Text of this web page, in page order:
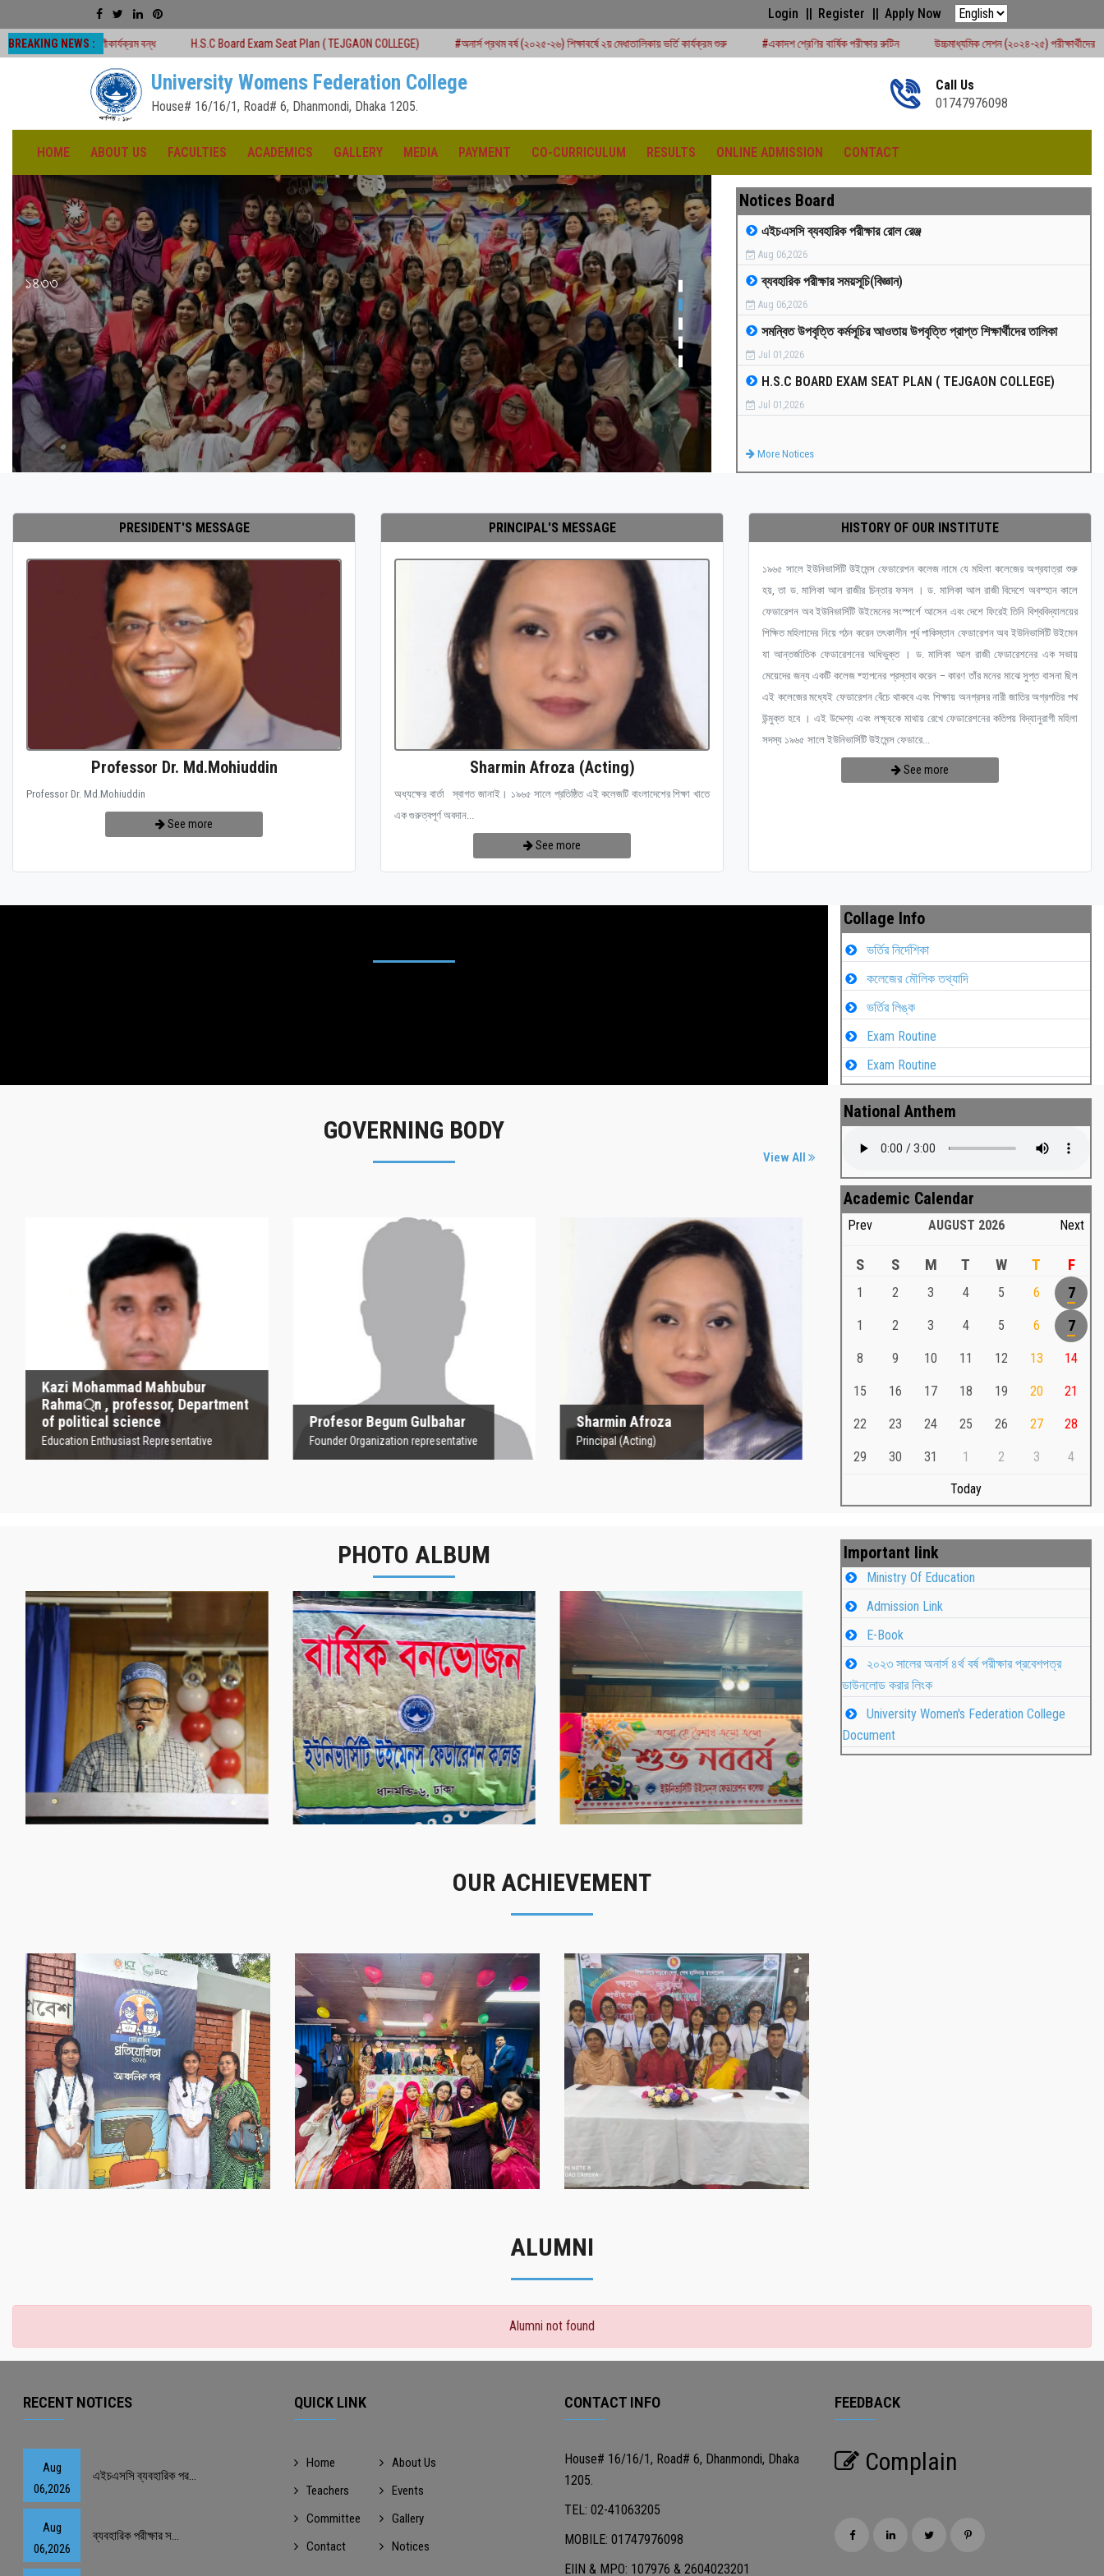
Login Register Apply Now
BREAKING NEWS :
বন্ধ H.S.C Board Exam Seat Plan ( TEJGAON COLLEGE) #অনার্স প্রথম বর্ষ (২০২৫-২৬) শিক্ষাবর্ষে ২য় মেধাতালিকায় ভর্তি কার্যক্রম শুরু #একাদশ শ্রেণির বার্ষিক পরীক্ষার রুটিন উচ্চমাধ্যমিক সেশন (২০২৪-২৫) পরীক্ষার্থীদের বোর্ড পরীক্ষার রুটিন - ২০২৬
University Womens Federation College
House# 16/16/1, Road# 6, Dhanmondi, Dhaka 1205.
Call Us
01747976098
HOME ABOUT US FACULTIES ACADEMICS GALLERY MEDIA PAYMENT CO-CURRICULUM RESULTS ONLINE ADMISSION CONTACT
১৪৩৩ ক্রীড়া প্রতিযোগিতা -২০২৫
Notices Board
এইচএসসি ব্যবহারিক পরীক্ষার রোল রেঞ্জ
Aug 06,2026
ব্যবহারিক পরীক্ষার সময়সূচি(বিজ্ঞান)
Aug 06,2026
সমন্বিত উপবৃত্তি কর্মসূচির আওতায় উপবৃত্তি প্রাপ্ত শিক্ষার্থীদের তালিকা
Jul 01,2026
H.S.C BOARD EXAM SEAT PLAN ( TEJGAON COLLEGE)
Jul 01,2026
More Notices
PRESIDENT'S MESSAGE
Professor Dr. Md.Mohiuddin
Professor Dr. Md.Mohiuddin
See more
PRINCIPAL'S MESSAGE
Sharmin Afroza (Acting)
অধ্যক্ষের বার্তা স্বাগত জানাই। ১৯৬৫ সালে প্রতিষ্ঠিত এই কলেজটি বাংলাদেশের শিক্ষা খাতে
এক গুরুত্বপূর্ণ অবদান...
See more
HISTORY OF OUR INSTITUTE
১৯৬৫ সালে ইউনিভার্সিটি উইমেন্স ফেডারেশন কলেজ নামে যে মহিলা কলেজের অগ্রযাত্রা শুরু
হয়, তা ড. মালিকা আল রাজীর চিন্তার ফসল । ড. মালিকা আল রাজী বিদেশে অবস্হান কালে
ফেডারেশন অব ইউনিভার্সিটি উইমেনের সংস্পর্শে আসেন এবং দেশে ফিরেই তিনি বিশ্ববিদ্যালয়ের
শিক্ষিত মহিলাদের নিয়ে গঠন করেন তৎকালীন পূর্ব পাকিস্তান ফেডারেশন অব ইউনিভার্সিটি উইমেন
যা আন্তর্জাতিক ফেডারেশনের অধিভুক্ত । ড. মালিকা আল রাজী ফেডারেশনের এক সভায়
মেয়েদের জন্য একটি কলেজ ষ্হাপনের প্রস্তাব করেন – কারণ তাঁর মনের মাঝে সুপ্ত বাসনা ছিল
এই কলেজের মধ্যেই ফেডারেশন বেঁচে থাকবে এবং শিক্ষায় অনগ্রসর নারী জাতির অগ্রগতির পথ
উন্মুক্ত হবে । এই উদ্দেশ্য এবং লক্ষ্যকে মাথায় রেখে ফেডারেশনের কতিপয় বিদ্যানুরাগী মহিলা
সদস্য ১৯৬৫ সালে ইউনিভার্সিটি উইমেন্স ফেডারে...
See more
Collage Info
ভর্তির নির্দেশিকা
কলেজের মৌলিক তথ্যাদি
ভর্তির লিঙ্ক
Exam Routine
Exam Routine
GOVERNING BODY
View All
Kazi Mohammad Mahbubur
Rahma্‌n , professor, Department
of political science
Education Enthusiast Representative
Kazi Mohammad
Mahbubur Rahma্‌n ,
professor, Department
of political science
Education Enthusiast Representative
Profesor Begum Gulbahar
Founder Organization representative
Profesor Begum
Founder Organization representative
Sharmin Afroza
Principal (Acting)
Sharmin Afroza
Principal (Acting)
Md. Shafiullah Sarker
Md. Shafiullah Sarkar , Professor , Teacher
Teacher Representative
National Anthem
Academic Calendar
Prev AUGUST 2026 Next
S S M T W T F
1 2 3 4 5 6 7
1 2 3 4 5 6 7
8 9 10 11 12 13 14
15 16 17 18 19 20 21
22 23 24 25 26 27 28
29 30 31 1 2 3 4
Today
PHOTO ALBUM
নবীনবরণ - ২০২৫ বার্ষিক বনভোজন ২০২৫ বাংলা নববর্ষ ১৪৩২ উদযাপন
Important link
Ministry Of Education
Admission Link
E-Book
২০২৩ সালের অনার্স ৪র্থ বর্ষ পরীক্ষার প্রবেশপত্র
ডাউনলোড করার লিংক
University Women's Federation College
Document
OUR ACHIEVEMENT
‌গৌর‌বের অর্জন
‌গৌর‌বের অর্জন
গৌরবের মুহূর্ত
গৌরবের মুহূর্ত
সাফল্যের স্মৃতি
সাফল্যের স্মৃতি
ALUMNI
Alumni not found
RECENT NOTICES
Aug
06,2026
এইচএসসি ব্যবহারিক পর...
Aug
06,2026
ব্যবহারিক পরীক্ষার স...
QUICK LINK
Home
About Us
Teachers
Events
Committee
Gallery
Contact
Notices
CONTACT INFO
House# 16/16/1, Road# 6, Dhanmondi, Dhaka
1205.
TEL: 02-41063205
MOBILE: 01747976098
EIIN & MPO: 107976 & 2604023201
FEEDBACK
Complain